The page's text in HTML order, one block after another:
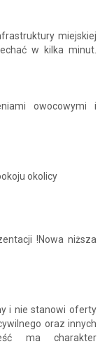
miejskiej
w kilka minut.
owocowymi i
okolicy
!Nowa niższa
i nie stanowi oferty
oraz innych
ma charakter